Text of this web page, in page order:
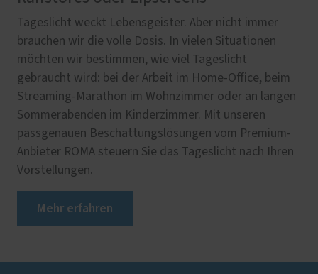
Tageslicht weckt Lebensgeister. Aber nicht immer
brauchen wir die volle Dosis. In vielen Situationen
möchten wir bestimmen, wie viel Tageslicht
gebraucht wird: bei der Arbeit im Home-Office, beim
Streaming-Marathon im Wohnzimmer oder an langen
Sommerabenden im Kinderzimmer. Mit unseren
passgenauen Beschattungslösungen vom Premium-
Anbieter ROMA steuern Sie das Tageslicht nach Ihren
Vorstellungen.
Mehr erfahren